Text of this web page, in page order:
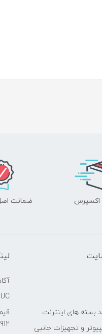
اکسپرس ضمانت
بسته های اینترنت
و تجهیزات جانبی